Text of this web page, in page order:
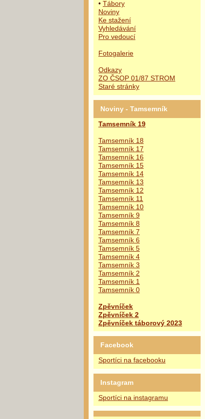
• Tábory
Noviny
Ke stažení
Vyhledávání
Pro vedoucí
Fotogalerie
Odkazy
ZO ČSOP 01/87 STROM
Staré stránky
Noviny - Tamsemník
Tamsemník 19
Tamsemník 18
Tamsemník 17
Tamsemník 16
Tamsemník 15
Tamsemník 14
Tamsemník 13
Tamsemník 12
Tamsemník 11
Tamsemník 10
Tamsemník 9
Tamsemník 8
Tamsemník 7
Tamsemník 6
Tamsemník 5
Tamsemník 4
Tamsemník 3
Tamsemník 2
Tamsemník 1
Tamsemník 0
Zpěvníček
Zpěvníček 2
Zpěvníček táborový 2023
Facebook
Sportíci na facebooku
Instagram
Sportíci na instagramu